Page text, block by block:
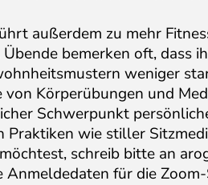
außerdem zu mehr
bemerken oft, dass
weniger
Körperübungen und
Schwerpunkt
Praktiken wie stiller
schreib bitte an
Anmeldedaten für die